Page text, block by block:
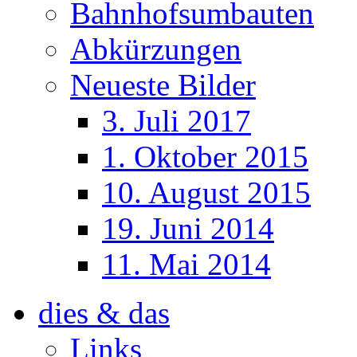
Bahnhofsumbauten
Abkürzungen
Neueste Bilder
3. Juli 2017
1. Oktober 2015
10. August 2015
19. Juni 2014
11. Mai 2014
dies & das
Links